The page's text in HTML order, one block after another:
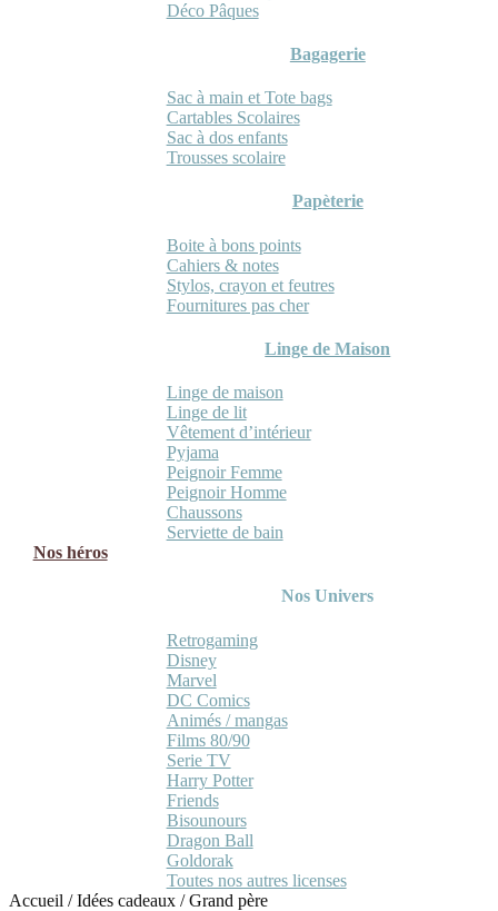
Déco Pâques
Bagagerie
Sac à main et Tote bags
Cartables Scolaires
Sac à dos enfants
Trousses scolaire
Papèterie
Boite à bons points
Cahiers & notes
Stylos, crayon et feutres
Fournitures pas cher
Linge de Maison
Linge de maison
Linge de lit
Vêtement d’intérieur
Pyjama
Peignoir Femme
Peignoir Homme
Chaussons
Serviette de bain
Nos héros
Nos Univers
Retrogaming
Disney
Marvel
DC Comics
Animés / mangas
Films 80/90
Serie TV
Harry Potter
Friends
Bisounours
Dragon Ball
Goldorak
Toutes nos autres licenses
Accueil /Idées cadeaux /Grand père